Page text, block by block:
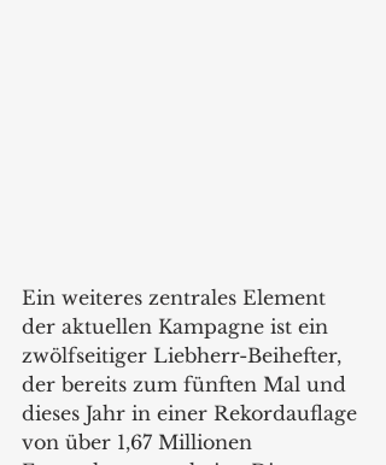
Ein weiteres zentrales Element
der aktuellen Kampagne ist ein
zwölfseitiger Liebherr-Beihefter,
der bereits zum fünften Mal und
dieses Jahr in einer Rekordauflage
von über 1,67 Millionen